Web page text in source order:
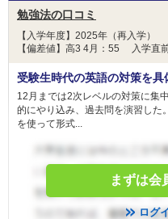
勉強法の口コミ
【入学年度】2025年（再入学）
【偏差値】高3 4月：55 入学直
受験生時代の英語の対策を具
12月までは2次レベルの対策に集
的にやり込み、過去問を演習した
を使って形式...
まずは会
ログ